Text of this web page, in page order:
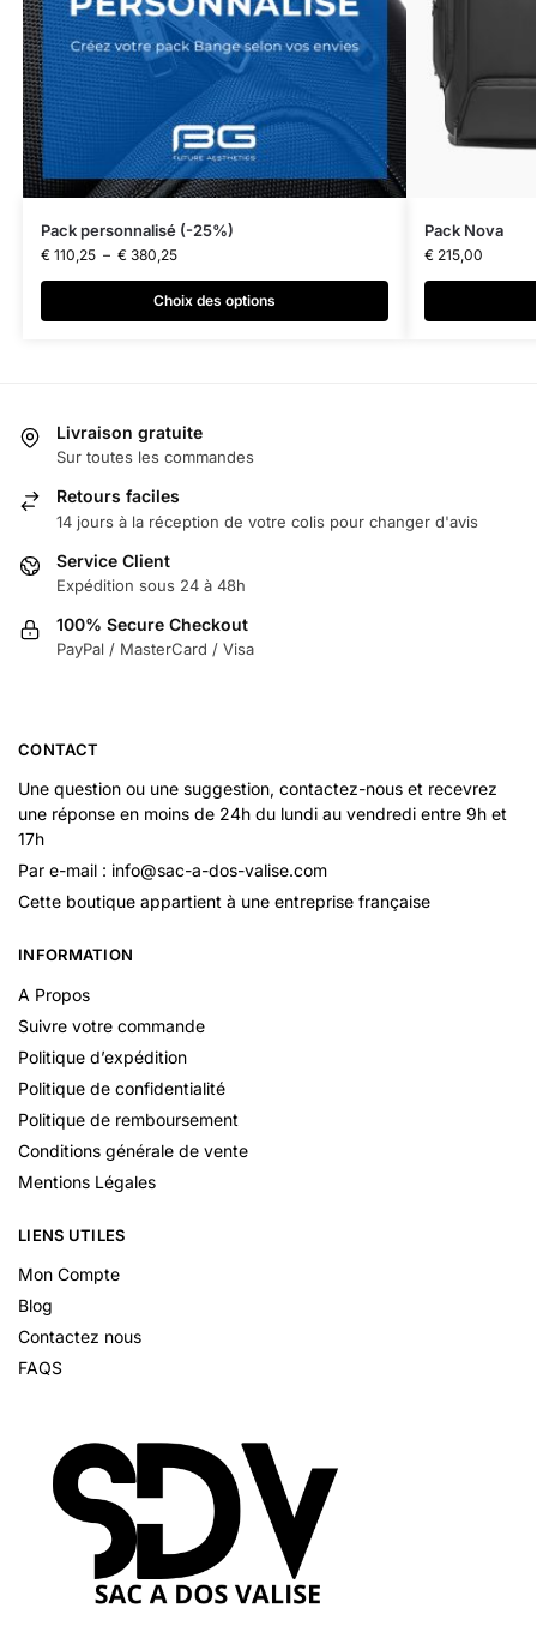
Pack personnalisé (-25%)
€110,25 – €380,25
Choix des options
Pack Nova
€215,00
Livraison gratuite
Sur toutes les commandes
Retours faciles
14 jours à la réception de votre colis pour changer d'avis
Service Client
Expédition sous 24 à 48h
100% Secure Checkout
PayPal / MasterCard / Visa
CONTACT
Une question ou une suggestion, contactez-nous et recevrez
une réponse en moins de 24h du lundi au vendredi entre 9h et
17h
Par e-mail : info@sac-a-dos-valise.com
Cette boutique appartient à une entreprise française
INFORMATION
A Propos
Suivre votre commande
Politique d’expédition
Politique de confidentialité
Politique de remboursement
Conditions générale de vente
Mentions Légales
LIENS UTILES
Mon Compte
Blog
Contactez nous
FAQS